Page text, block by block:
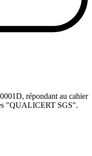
répondant au cahier
"QUALICERT SGS".